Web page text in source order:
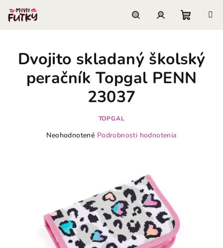
obsah
košík
Dvojito skladaný školský
peračník Topgal PENN
23037
TOPGAL
Priemerné
hviezdičiek.
Neohodnotené Podrobnosti hodnotenia